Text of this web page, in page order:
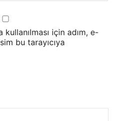
için adım, e-
bu tarayıcıya